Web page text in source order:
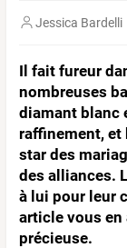
Jessica Bardelli
Il fait fureur
nombreuses
diamant blanc
raffinement,
star des
des alliances.
à lui pour leur
article vous en
précieuse.